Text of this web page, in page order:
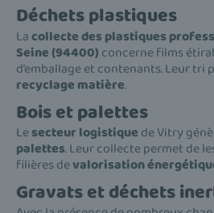
Déchets plastiques
Lacollecte des plastiques
Seine (94400) concerne films
d’emballage et contenants. Leur tri
recyclage matière.
Bois et palettes
Lesecteur logistique de Vitry
palettes. Leur collecte permet de
filières devalorisation
Gravats et déchets